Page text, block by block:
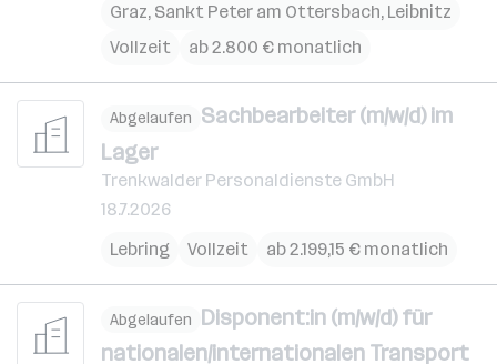
Graz, Sankt Peter am Ottersbach, Leibnitz
Vollzeit
ab 2.800 € monatlich
Abgelaufen Sachbearbeiter (m/w/d) im
Lager
Trenkwalder Personaldienste GmbH
18.7.2026
Lebring
Vollzeit ab 2.199,15 € monatlich
Abgelaufen Disponent:in (m/w/d) für
nationalen/internationalen Transport